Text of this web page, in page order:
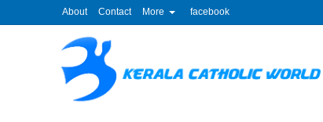
About Contact More facebook